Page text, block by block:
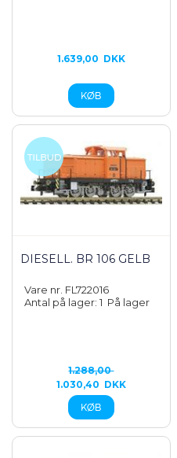
1.639,00 DKK
DIESELL. BR 106 GELB
Vare nr. FL722016
Antal på lager: 1 På lager
1.288,00
1.030,40 DKK